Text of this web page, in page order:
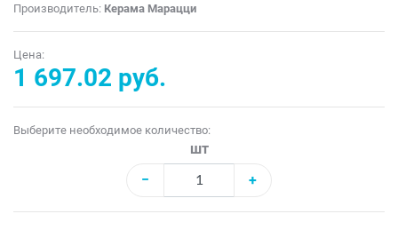
Производитель: Керама Марацци
Цена:
1 697.02 руб.
Выберите необходимое количество:
шт
−
+